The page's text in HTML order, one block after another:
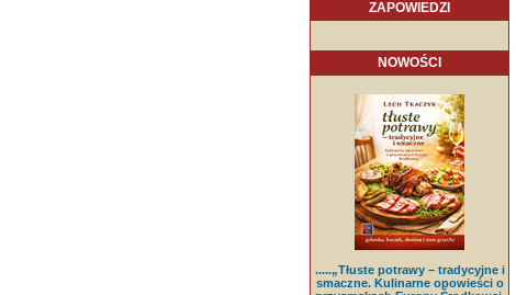
ZAPOWIEDZI
NOWOŚCI
.....„Tłuste potrawy – tradycyjne i
smaczne. Kulinarne opowieści o